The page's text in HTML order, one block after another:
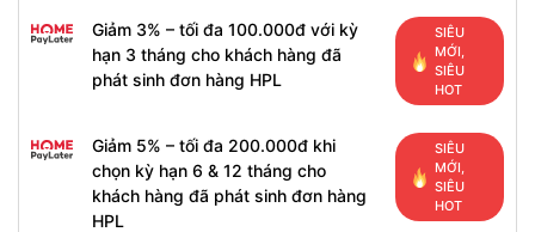
Giảm 3% – tối đa 100.000đ với kỳ
hạn 3 tháng cho khách hàng đã
phát sinh đơn hàng HPL
SIÊU
MỚI,
SIÊU
HOT
Giảm 5% – tối đa 200.000đ khi
chọn kỳ hạn 6 & 12 tháng cho
khách hàng đã phát sinh đơn hàng
HPL
SIÊU
MỚI,
SIÊU
HOT